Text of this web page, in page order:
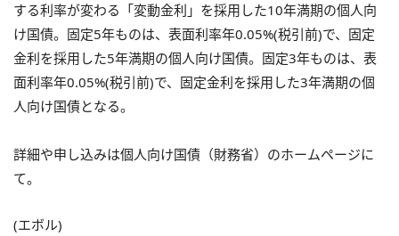
する利率が変わる「変動金利」を採用した10年満期の個人向
け国債。固定5年ものは、表面利率年0.05%(税引前)で、固定
金利を採用した5年満期の個人向け国債。固定3年ものは、表
面利率年0.05%(税引前)で、固定金利を採用した3年満期の個
人向け国債となる。
詳細や申し込みは個人向け国債（財務省）のホームページに
て。
(エボル)